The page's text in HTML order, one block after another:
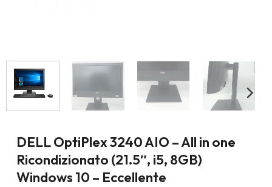
DELL OptiPlex 3240 AIO – All in one
Ricondizionato (21.5″, i5, 8GB)
Windows 10 – Eccellente